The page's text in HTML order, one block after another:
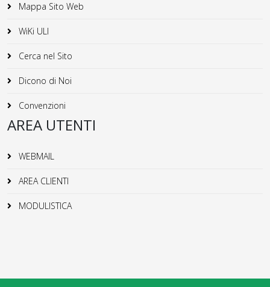
Mappa Sito Web
WiKi ULI
Cerca nel Sito
Dicono di Noi
Convenzioni
AREA UTENTI
WEBMAIL
AREA CLIENTI
MODULISTICA